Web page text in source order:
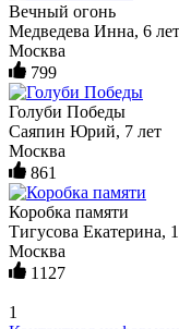
Вечный огонь
Медведева Инна, 6 лет
Москва
799
Голуби Победы
Саяпин Юрий, 7 лет
Москва
861
Коробка памяти
Тигусова Екатерина,
Москва
1127
1